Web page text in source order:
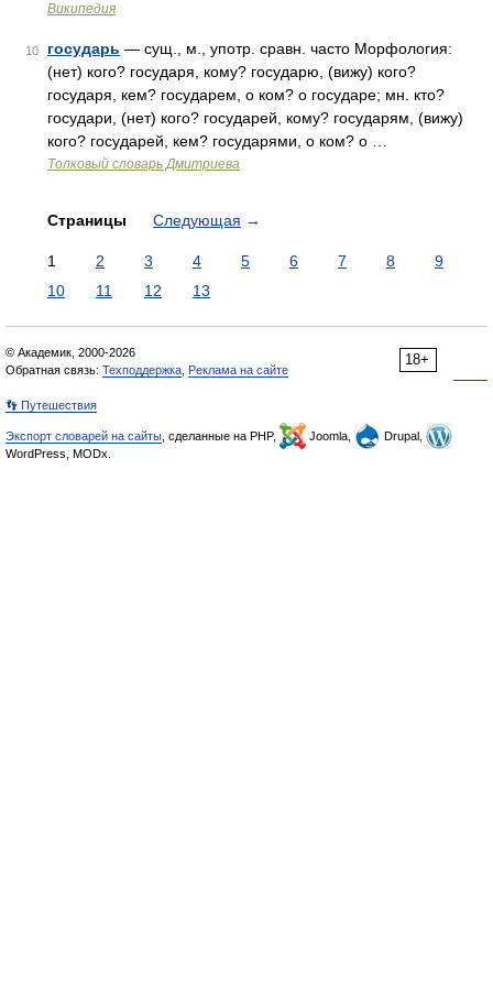
Википедия
10 государь — сущ., м., употр. сравн. часто Морфология:
(нет) кого? государя, кому? государю, (вижу) кого?
государя, кем? государем, о ком? о государе; мн. кто?
государи, (нет) кого? государей, кому? государям, (вижу)
кого? государей, кем? государями, о ком? о …
Толковый словарь Дмитриева
Страницы Следующая →
1 2 3 4 5 6 7 8
9
10
11 12 13
18+
© Академик, 2000-2026
Обратная связь: Техподдержка Реклама на сайте
👣 Путешествия
Экспорт словарей на сайты , сделанные на PHP, Joomla,
Drupal,
WordPress, MODx.